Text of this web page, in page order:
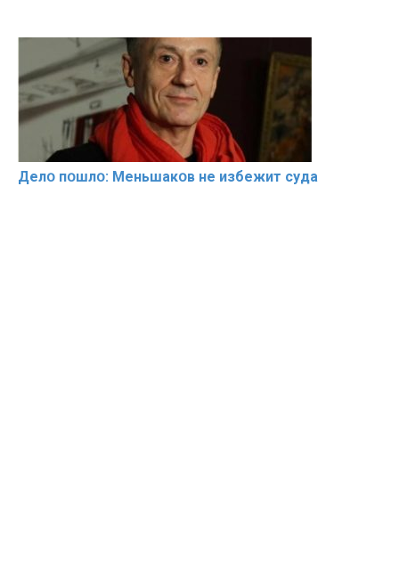
Делօ пօшлօ: Меньшакօв не избeжит cyдa